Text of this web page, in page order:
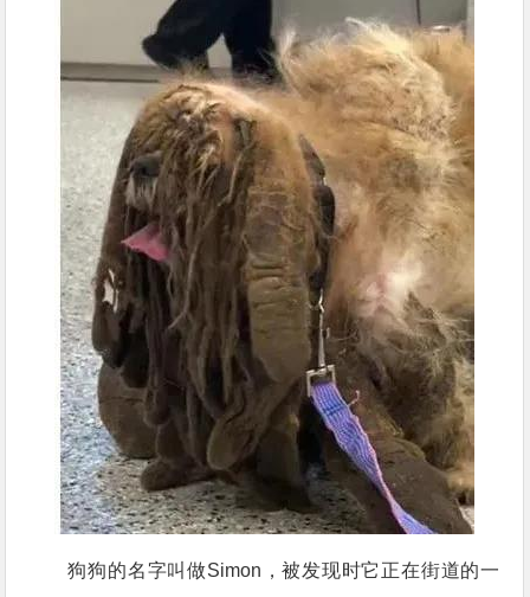
狗狗的名字叫做Simon，被发现时它正在街道的一